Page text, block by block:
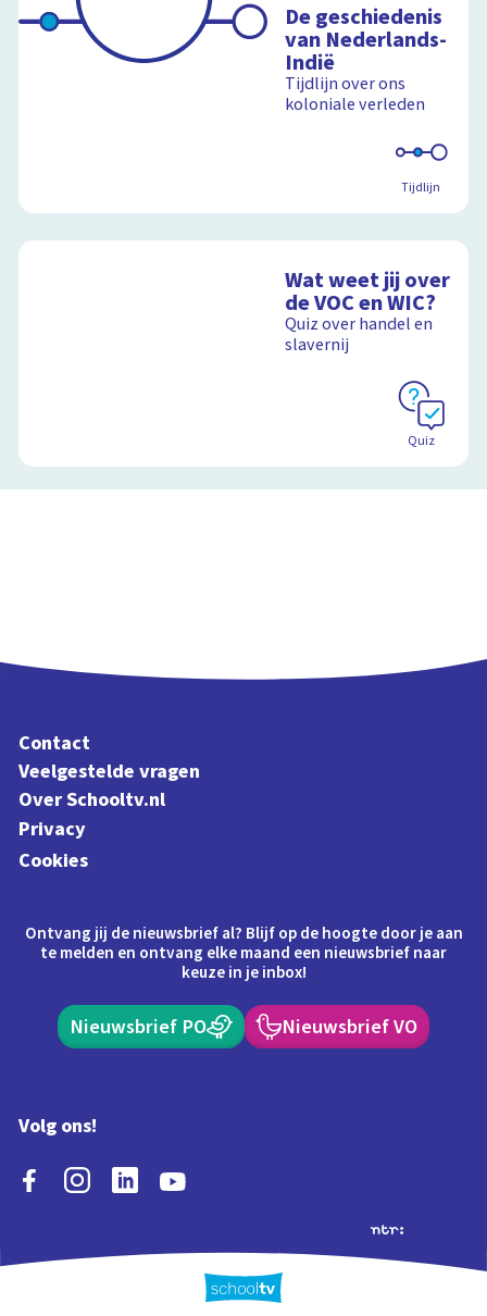
over zee
Schoolplaat
De geschiedenis
van Nederlands-
Indië
Tijdlijn over ons
koloniale verleden
Tijdlijn
Wat weet jij over
de VOC en WIC?
Quiz over handel en
slavernij
Quiz
Contact
Veelgestelde vragen
Over Schooltv.nl
Privacy
Cookies
Ontvang jij de nieuwsbrief al? Blijf op de hoogte door je aan
te melden en ontvang elke maand een nieuwsbrief naar
keuze in je inbox!
Nieuwsbrief PO Nieuwsbrief VO
Volg ons!